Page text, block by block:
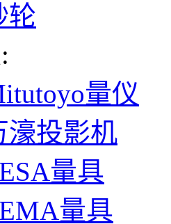
轮
量仪
濠投影机
量具
量具